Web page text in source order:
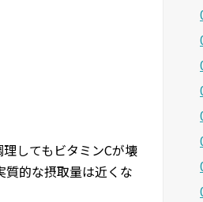
してもビタミンCが壊
的な摂取量は近くな